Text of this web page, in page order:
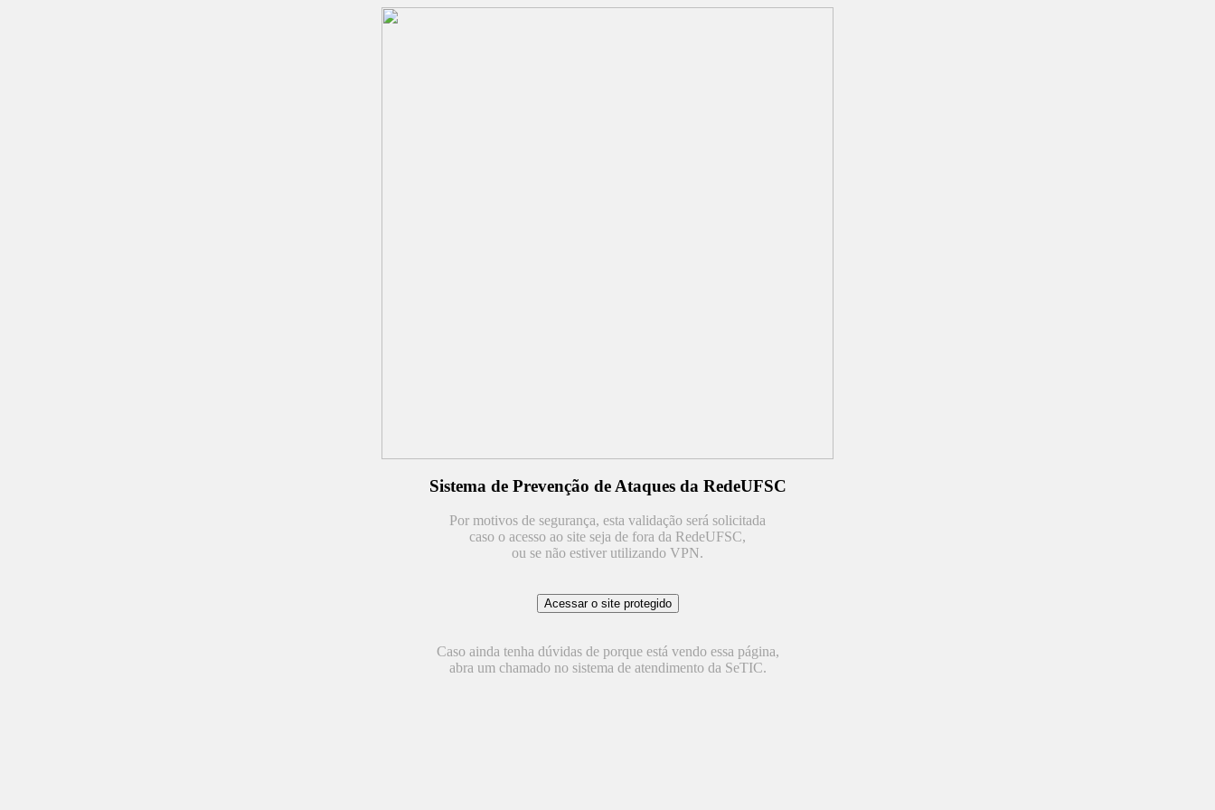
Sistema de Prevenção de Ataques da RedeUFSC
Por motivos de segurança, esta validação será solicitada
caso o acesso ao site seja de fora da RedeUFSC,
ou se não estiver utilizando VPN.
Caso ainda tenha dúvidas de porque está vendo essa página,
abra um chamado no sistema de atendimento da SeTIC.